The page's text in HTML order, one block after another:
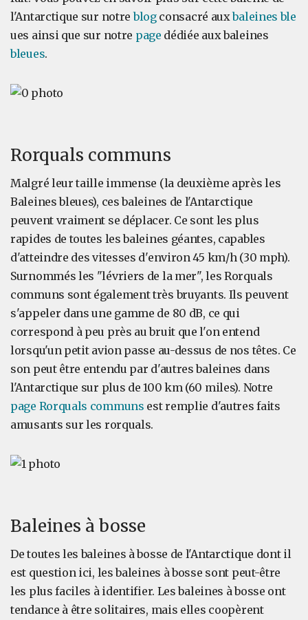
l'Antarctique sur notreblogconsacré auxbaleines ble
ues ainsi que sur notre page dédiée aux baleines
bleues.
Rorquals communs
Malgré leur taille immense (la deuxième après les
Baleines bleues), ces baleines de l'Antarctique
peuvent vraiment se déplacer. Ce sont les plus
rapides de toutes les baleines géantes, capables
d'atteindre des vitesses d'environ 45 km/h (30 mph).
Surnommés les "lévriers de la mer", les Rorquals
communs sont également très bruyants. Ils peuvent
s'appeler dans une gamme de 80 dB, ce qui
correspond à peu près au bruit que l'on entend
lorsqu'un petit avion passe au-dessus de nos têtes. Ce
son peut être entendu par d'autres baleines dans
l'Antarctique sur plus de 100 km (60 miles). Notre
page Rorquals communs est remplie d'autres faits
amusants sur les rorquals.
Baleines à bosse
De toutes les baleines à bosse de l'Antarctique dont il
est question ici, les baleines à bosse sont peut-être
les plus faciles à identifier. Les baleines à bosse ont
tendance à être solitaires, mais elles coopèrent